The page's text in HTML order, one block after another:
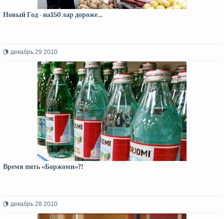
Новый Год - на150 лар дороже…
декабрь 29 2010
Время пить «Боржоми»?!
декабрь 28 2010